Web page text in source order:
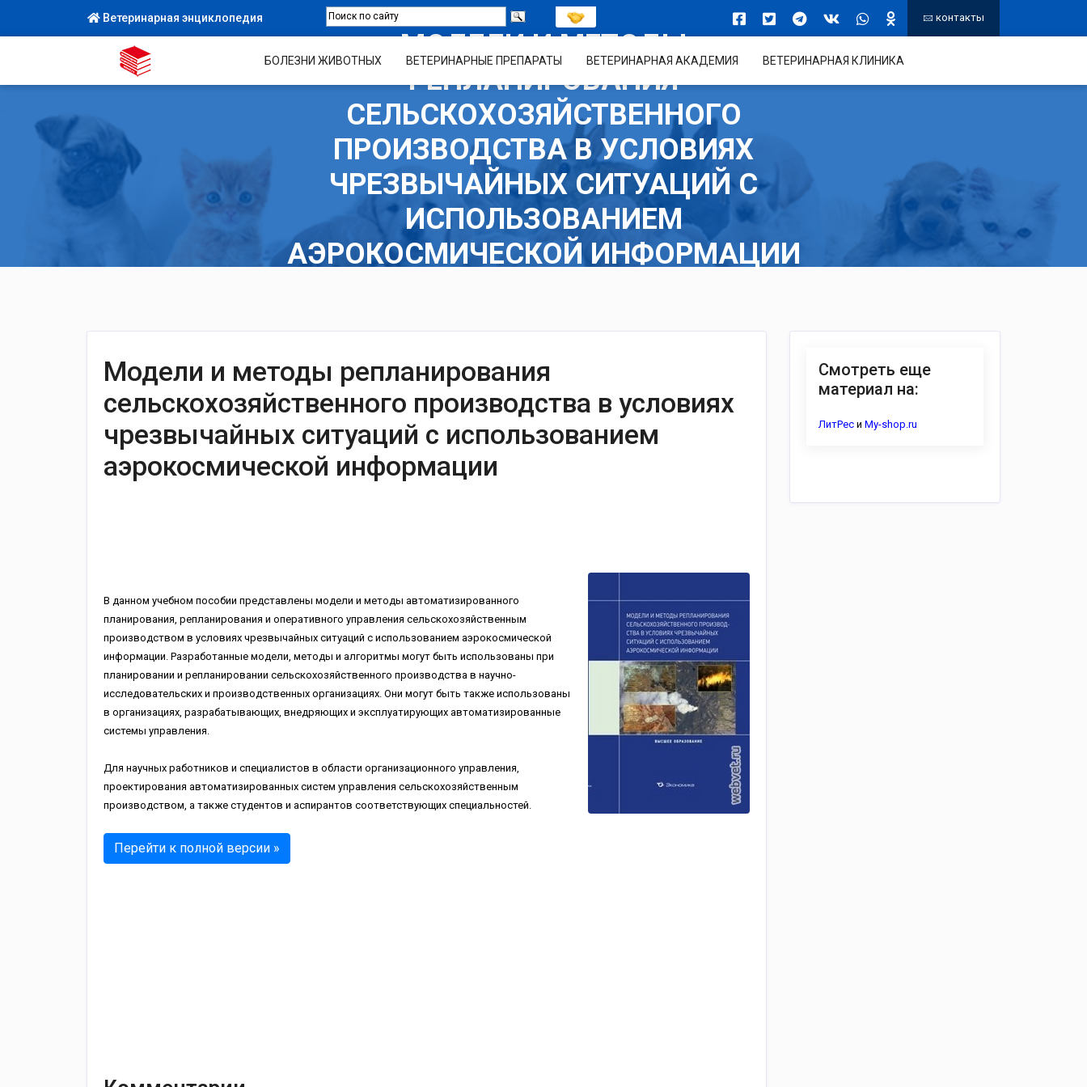
Ветеринарная энциклопедия контакты
БОЛЕЗНИ ЖИВОТНЫХ ВЕТЕРИНАРНЫЕ ПРЕПАРАТЫ ВЕТЕРИНАРНАЯ АКАДЕМИЯ ВЕТЕРИНАРНАЯ КЛИНИКА
МОДЕЛИ И МЕТОДЫ
РЕПЛАНИРОВАНИЯ
СЕЛЬСКОХОЗЯЙСТВЕННОГО
ПРОИЗВОДСТВА В УСЛОВИЯХ
ЧРЕЗВЫЧАЙНЫХ СИТУАЦИЙ С
ИСПОЛЬЗОВАНИЕМ
АЭРОКОСМИЧЕСКОЙ ИНФОРМАЦИИ
Модели и методы репланирования
сельскохозяйственного производства в условиях
чрезвычайных ситуаций с использованием
аэрокосмической информации
В данном учебном пособии представлены модели и методы автоматизированного
планирования, репланирования и оперативного управления сельскохозяйственным
производством в условиях чрезвычайных ситуаций с использованием аэрокосмической
информации. Разработанные модели, методы и алгоритмы могут быть использованы при
планировании и репланировании сельскохозяйственного производства в научно-
исследовательских и производственных организациях. Они могут быть также использованы
в организациях, разрабатывающих, внедряющих и эксплуатирующих автоматизированные
системы управления.
Для научных работников и специалистов в области организационного управления,
проектирования автоматизированных систем управления сельскохозяйственным
производством, а также студентов и аспирантов соответствующих специальностей.
Перейти к полной версии »
Смотреть еще
материал на:
ЛитРеси My-shop.ru